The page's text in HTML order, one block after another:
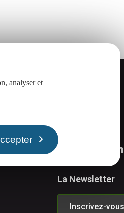
analyser et
La Newsletter
Inscrivez-vous